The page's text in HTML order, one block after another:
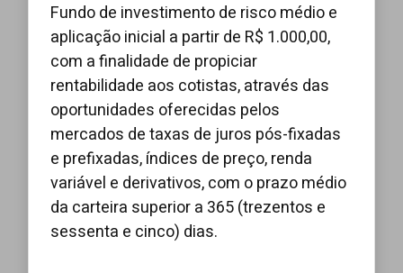
Fundo de investimento de risco médio e
aplicação inicial a partir de R$ 1.000,00,
com a finalidade de propiciar
rentabilidade aos cotistas, através das
oportunidades oferecidas pelos
mercados de taxas de juros pós-fixadas
e prefixadas, índices de preço, renda
variável e derivativos, com o prazo médio
da carteira superior a 365 (trezentos e
sessenta e cinco) dias.